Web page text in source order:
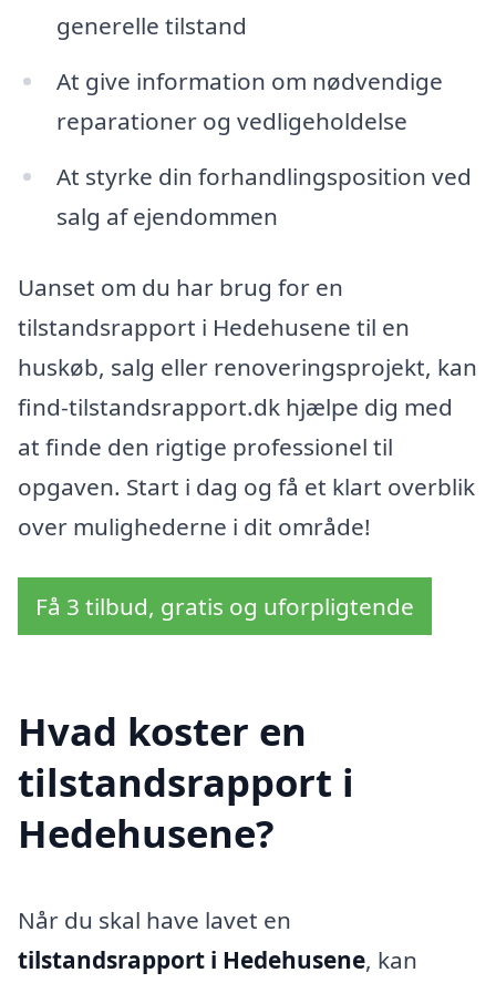
generelle tilstand
At give information om nødvendige
reparationer og vedligeholdelse
At styrke din forhandlingsposition ved
salg af ejendommen
Uanset om du har brug for en
tilstandsrapport i Hedehusene til en
huskøb, salg eller renoveringsprojekt, kan
find-tilstandsrapport.dk hjælpe dig med
at finde den rigtige professionel til
opgaven. Start i dag og få et klart overblik
over mulighederne i dit område!
Få 3 tilbud, gratis og uforpligtende
Hvad koster en
tilstandsrapport i
Hedehusene?
Når du skal have lavet en
tilstandsrapport i Hedehusene, kan